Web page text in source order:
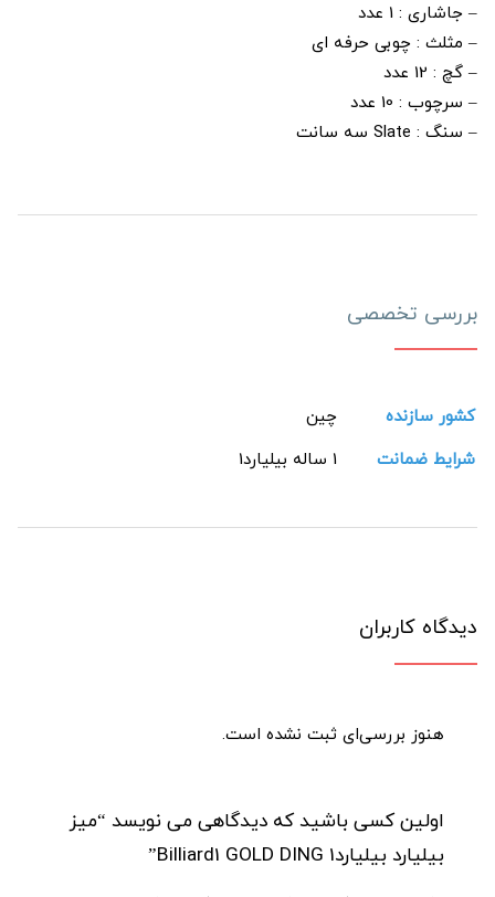
– جاشاری : 1 عدد
– مثلث : چوبی حرفه ای
– گچ : 12 عدد
– سرچوب : 10 عدد
– سنگ : Slate سه سانت
بررسی تخصصی
کشور سازنده
چین
شرایط ضمانت
1 ساله بیلیارد1
دیدگاه کاربران
هنوز بررسی‌ای ثبت نشده است.
اولین کسی باشید که دیدگاهی می نویسد “میز
بیلیارد بیلیارد1 Billiard1 GOLD DING”